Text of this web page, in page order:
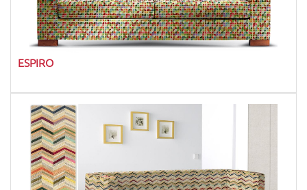
ESPIRO